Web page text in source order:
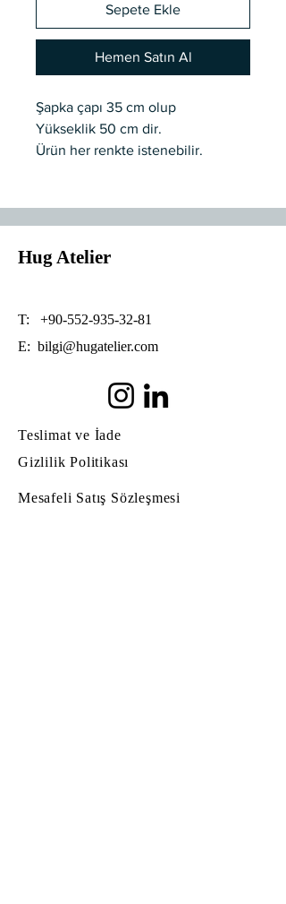
Sepete Ekle
Hemen Satın Al
Şapka çapı 35 cm olup
Yükseklik 50 cm dir.
Ürün her renkte istenebilir.
Hug Atelier
T: +90-552-935-32-81
E: bilgi@hugatelier.com
Teslimat ve İade
Gizlilik Politikası
Mesafeli Satış Sözleşmesi